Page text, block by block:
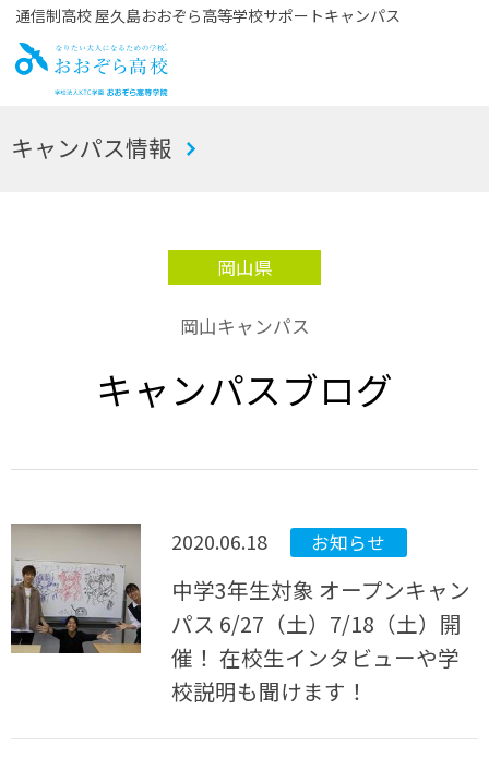
通信制高校 屋久島おおぞら高等学校サポートキャンパス
お
キャンパス情報
岡山県
岡山キャンパス
キャンパスブログ
2020.06.18 お知らせ
中学3年生対象 オープンキャン
パス 6/27（土）7/18（土）開
催！ 在校生インタビューや学
校説明も聞けます！